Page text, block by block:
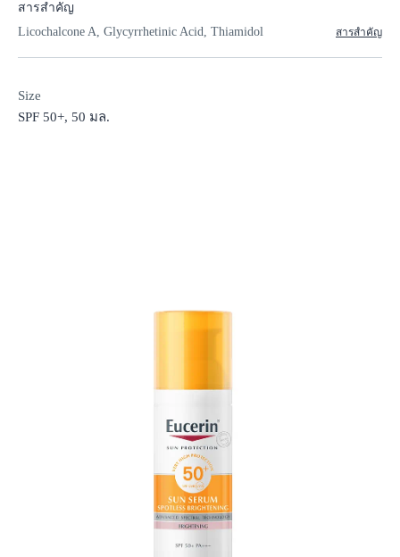
สารสำคัญ
Licochalcone A, Glycyrrhetinic Acid, Thiamidol
สารสำคัญ
Size
SPF 50+, 50 มล.